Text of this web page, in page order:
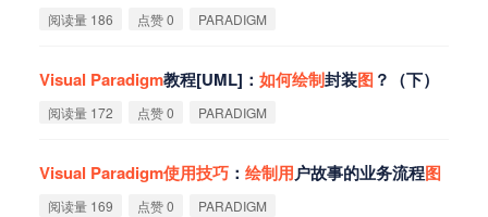
阅读量 186 点赞 0 PARADIGM
Visual Paradigm教程[UML]： 如何绘制封装图 ？（下）
阅读量 172 点赞 0 PARADIGM
Visual Paradigm使用技巧 ： 绘制用户故事的业务流程图
阅读量 169 点赞 0 PARADIGM